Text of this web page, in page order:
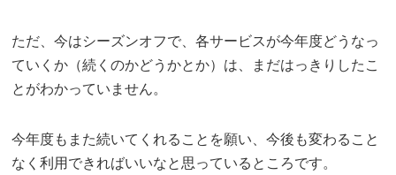
ただ、今はシーズンオフで、各サービスが今年度どうなっ
ていくか（続くのかどうかとか）は、まだはっきりしたこ
とがわかっていません。
今年度もまた続いてくれることを願い、今後も変わること
なく利用できればいいなと思っているところです。